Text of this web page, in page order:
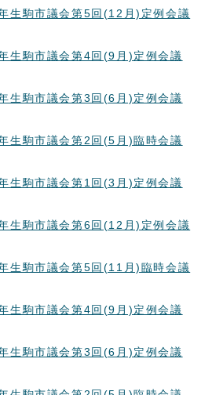
生駒市議会第5回(12月)定例会議
生駒市議会第4回(9月)定例会議
生駒市議会第3回(6月)定例会議
生駒市議会第2回(5月)臨時会議
生駒市議会第1回(3月)定例会議
生駒市議会第6回(12月)定例会議
生駒市議会第5回(11月)臨時会議
生駒市議会第4回(9月)定例会議
生駒市議会第3回(6月)定例会議